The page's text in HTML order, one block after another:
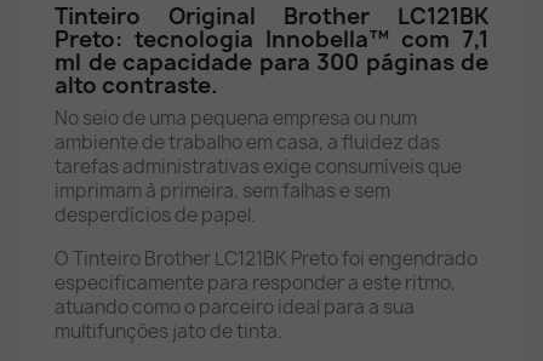
Tinteiro Original Brother LC121BK
Preto: tecnologia Innobella™ com 7,1
ml de capacidade para 300 páginas de
alto contraste.
No seio de uma pequena empresa ou num
ambiente de trabalho em casa, a fluidez das
tarefas administrativas exige consumíveis que
imprimam à primeira, sem falhas e sem
desperdícios de papel.
O Tinteiro Brother LC121BK Preto foi engendrado
especificamente para responder a este ritmo,
atuando como o parceiro ideal para a sua
multifunções jato de tinta.